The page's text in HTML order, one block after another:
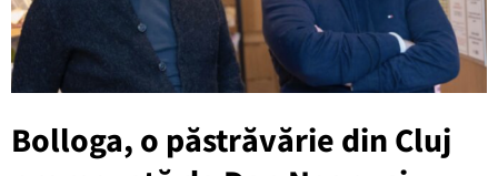
Bolloga, o păstrăvărie din Cluj